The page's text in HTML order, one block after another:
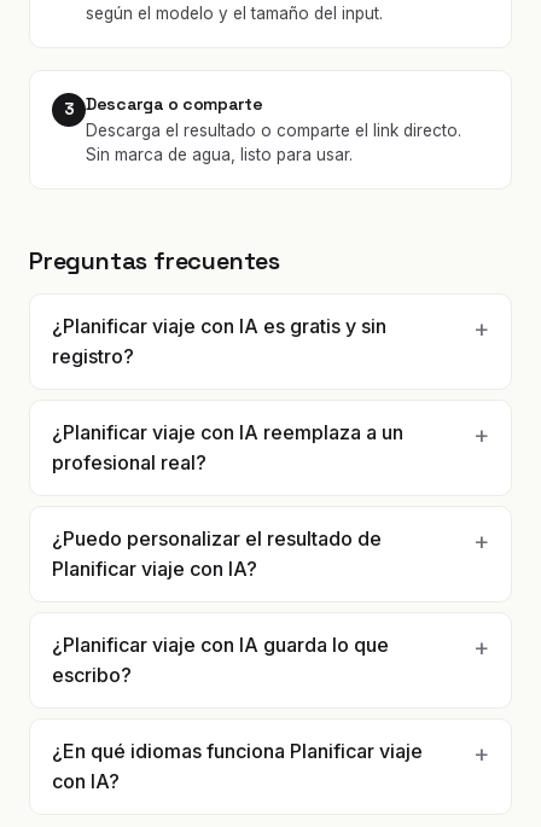
según el modelo y el tamaño del input.
3 Descarga o comparte
Descarga el resultado o comparte el link directo.
Sin marca de agua, listo para usar.
Preguntas frecuentes
¿Planificar viaje con IA es gratis y sin
registro?
¿Planificar viaje con IA reemplaza a un
profesional real?
¿Puedo personalizar el resultado de
Planificar viaje con IA?
¿Planificar viaje con IA guarda lo que
escribo?
¿En qué idiomas funciona Planificar viaje
con IA?